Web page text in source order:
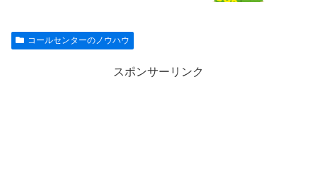
コールセンターのノウハウ
スポンサーリンク